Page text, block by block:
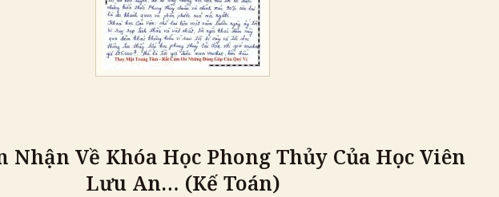
Nhận Về Khóa Học Phong Thủy Của Học Viên
Lưu An… (Kế Toán)